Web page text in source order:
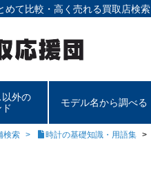
めて比較・高く売れる買取店検索
以外の
モデル名から調べる
検索 時計の基礎知識・用語集